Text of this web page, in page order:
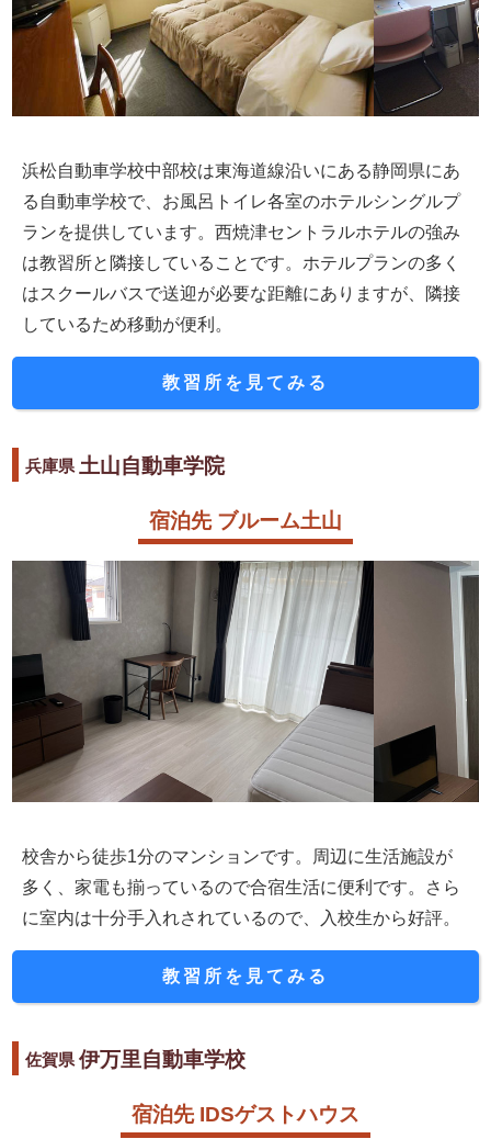
浜松自動車学校中部校は東海道線沿いにある静岡県にあ
る自動車学校で、お風呂トイレ各室のホテルシングルプ
ランを提供しています。西焼津セントラルホテルの強み
は教習所と隣接していることです。ホテルプランの多く
はスクールバスで送迎が必要な距離にありますが、隣接
しているため移動が便利。
教習所を見てみる
兵庫県 土山自動車学院
宿泊先 ブルーム土山
校舎から徒歩1分のマンションです。周辺に生活施設が
多く、家電も揃っているので合宿生活に便利です。さら
に室内は十分手入れされているので、入校生から好評。
教習所を見てみる
佐賀県 伊万里自動車学校
宿泊先 IDSゲストハウス